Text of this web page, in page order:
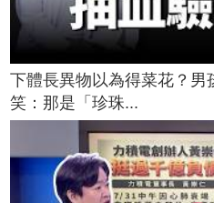
下體長異物以為得菜花？男
笑：那是「珍珠...